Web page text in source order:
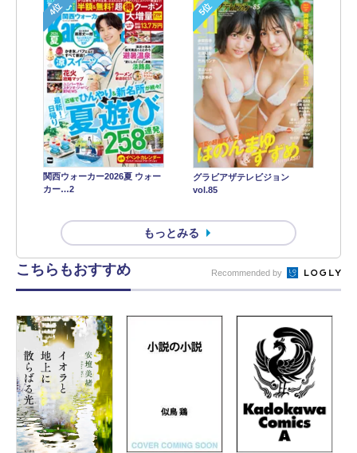
4位
関西ウォーカー2026夏 ウォー
カー…2
5位
グラビアザテレビジョン
vol.85
もっとみる
こちらもおすすめ Recommended by